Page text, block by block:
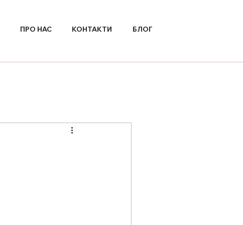
ПРО НАС КОНТАКТИ БЛОГ